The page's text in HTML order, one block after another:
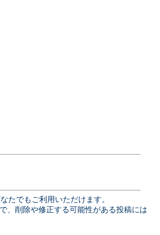
たでもご利用いただけます。
、削除や修正する可能性がある投稿には